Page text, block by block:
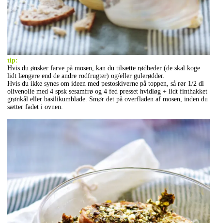
tip:
Hvis du ønsker farve på mosen, kan du tilsætte rødbeder (de skal koge
lidt længere end de andre rodfrugter) og/eller gulerødder.
Hvis du ikke synes om ideen med pestoskiverne på toppen, så rør 1/2 dl
olivenolie med 4 spsk sesamfrø og 4 fed presset hvidløg + lidt finthakket
grønkål eller basilikumblade. Smør det på overfladen af mosen, inden du
sætter fadet i ovnen.